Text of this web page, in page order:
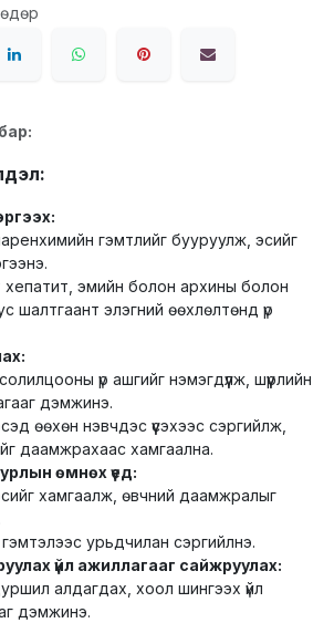
гэмтлийг бууруулж, эсийг
хепатит, эмийн болон архины болон
шалтгаант элэгний өөхлөлтөнд үр
үр ашгийг нэмэгдүүлж, шүүрлийн
дэмжинэ.
өөхөн нэвчдэс үүсэхээс сэргийлж,
даамжрахаас хамгаална.
өмнөх үед:
хамгаалж, өвчний даамжралыг
урьдчилан сэргийлнэ.
үйл ажиллагааг сайжруулах:
алдагдах, хоол шингээх үйл
дэмжинэ.